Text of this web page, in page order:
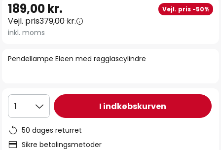
starten
af
Pendellampe Eleen med røgglascylindre
189,00 kr. Vejl. pris -50%
Vejl. pris379,00 kr.
inkl. moms
1 I indkøbskurven
50 dages returret
Sikre betalingsmetoder